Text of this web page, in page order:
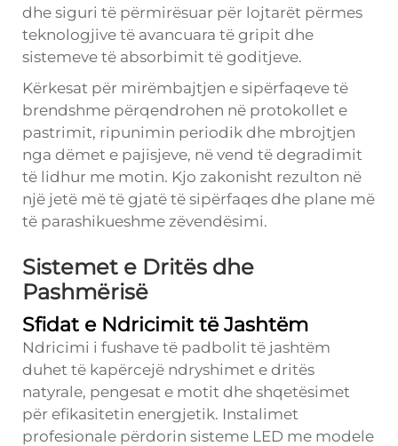
dhe siguri të përmirësuar për lojtarët përmes
teknologjive të avancuara të gripit dhe
sistemeve të absorbimit të goditjeve.
Kërkesat për mirëmbajtjen e sipërfaqeve të
brendshme përqendrohen në protokollet e
pastrimit, ripunimin periodik dhe mbrojtjen
nga dëmet e pajisjeve, në vend të degradimit
të lidhur me motin. Kjo zakonisht rezulton në
një jetë më të gjatë të sipërfaqes dhe plane më
të parashikueshme zëvendësimi.
Sistemet e Dritës dhe
Pashmërisë
Sfidat e Ndricimit të Jashtëm
Ndricimi i fushave të padbolit të jashtëm
duhet të kapërcejë ndryshimet e dritës
natyrale, pengesat e motit dhe shqetësimet
për efikasitetin energjetik. Instalimet
profesionale përdorin sisteme LED me modele